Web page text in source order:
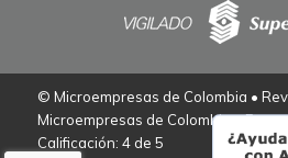
© Microempresas de Colombia •
Microempresas de Colombia –
Calificación: 4 de 5